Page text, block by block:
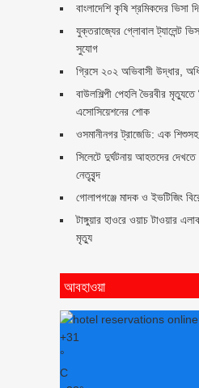
বাংলাদেশি কৃষি শ্রমিকদের ভিসা
যুক্তরাজ্যের গ্লোবাল ট্যালেন্ট
সুযোগ
গ্রিসে ২০২ অভিবাসী উদ্ধার,
বাউলশিল্পী পেহলি ভৈরবীর
এসোসিয়েশনের শোক
ওসমানীনগর ট্রাজেডি: এক
সিলেটে দুর্ঘটনায় আহতদের দেখতে
নেতৃবৃন্দ
গোলাপগঞ্জে মাদক ও ইভটিজিং
টাঙ্গুয়ার হাওরে ওয়াচ টাওয়ার
মৃত্যু
আবহাওয়া
+31
°
C